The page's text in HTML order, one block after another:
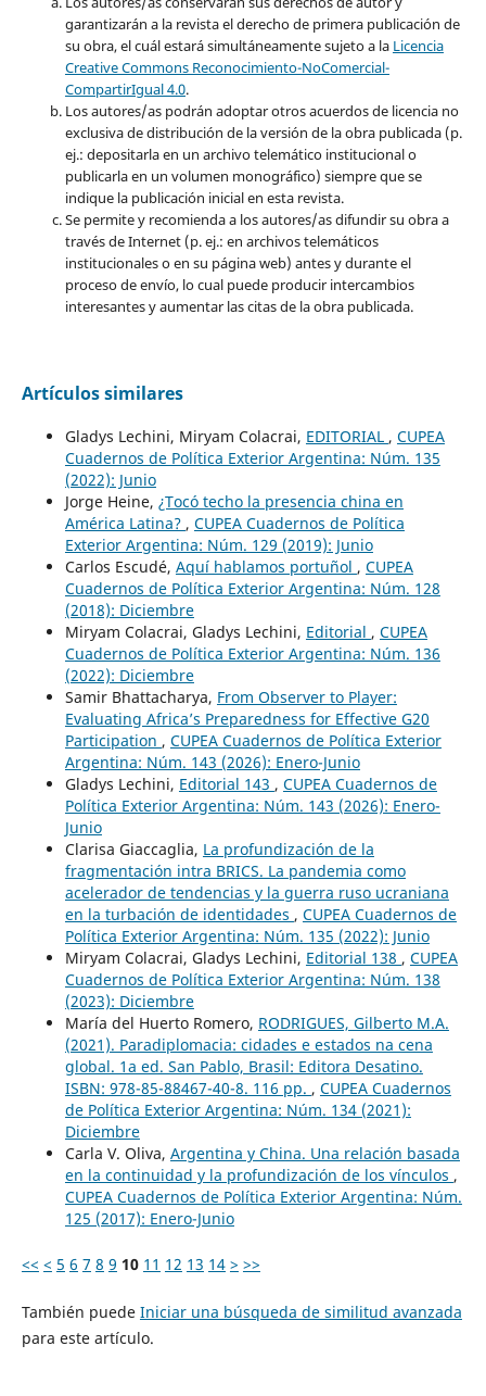
garantizarán a la revista el derecho de primera publicación de
su obra, el cuál estará simultáneamente sujeto a la Licencia
Creative Commons Reconocimiento-NoComercial-
CompartirIgual 4.0.
Los autores/as podrán adoptar otros acuerdos de licencia no
exclusiva de distribución de la versión de la obra publicada (p.
ej.: depositarla en un archivo telemático institucional o
publicarla en un volumen monográfico) siempre que se
indique la publicación inicial en esta revista.
Se permite y recomienda a los autores/as difundir su obra a
través de Internet (p. ej.: en archivos telemáticos
institucionales o en su página web) antes y durante el
proceso de envío, lo cual puede producir intercambios
interesantes y aumentar las citas de la obra publicada.
Artículos similares
Gladys Lechini, Miryam Colacrai, EDITORIAL , CUPEA
Cuadernos de Política Exterior Argentina: Núm. 135
(2022): Junio
Jorge Heine, ¿Tocó techo la presencia china en
América Latina? , CUPEA Cuadernos de Política
Exterior Argentina: Núm. 129 (2019): Junio
Carlos Escudé, Aquí hablamos portuñol , CUPEA
Cuadernos de Política Exterior Argentina: Núm. 128
(2018): Diciembre
Miryam Colacrai, Gladys Lechini, Editorial , CUPEA
Cuadernos de Política Exterior Argentina: Núm. 136
(2022): Diciembre
Samir Bhattacharya, From Observer to Player:
Evaluating Africa’s Preparedness for Effective G20
Participation , CUPEA Cuadernos de Política Exterior
Argentina: Núm. 143 (2026): Enero-Junio
Gladys Lechini, Editorial 143 , CUPEA Cuadernos de
Política Exterior Argentina: Núm. 143 (2026): Enero-
Junio
Clarisa Giaccaglia, La profundización de la
fragmentación intra BRICS. La pandemia como
acelerador de tendencias y la guerra ruso ucraniana
en la turbación de identidades , CUPEA Cuadernos de
Política Exterior Argentina: Núm. 135 (2022): Junio
Miryam Colacrai, Gladys Lechini, Editorial 138 , CUPEA
Cuadernos de Política Exterior Argentina: Núm. 138
(2023): Diciembre
María del Huerto Romero, RODRIGUES, Gilberto M.A.
(2021). Paradiplomacia: cidades e estados na cena
global. 1a ed. San Pablo, Brasil: Editora Desatino.
ISBN: 978-85-88467-40-8. 116 pp. , CUPEA Cuadernos
de Política Exterior Argentina: Núm. 134 (2021):
Diciembre
Carla V. Oliva, Argentina y China. Una relación basada
en la continuidad y la profundización de los vínculos ,
CUPEA Cuadernos de Política Exterior Argentina: Núm.
125 (2017): Enero-Junio
<< < 5 6 7 8 9 10 11 12 13 14 > >>
También puede Iniciar una búsqueda de similitud avanzada
para este artículo.